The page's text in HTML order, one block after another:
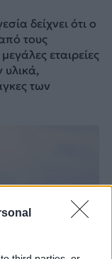
δείχνει ότι ο
τους
εταιρείες
υλικά,
των